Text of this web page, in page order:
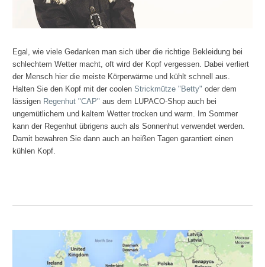
Egal, wie viele Gedanken man sich über die richtige Bekleidung bei
schlechtem Wetter macht, oft wird der Kopf vergessen. Dabei verliert
der Mensch hier die meiste Körperwärme und kühlt schnell aus.
Halten Sie den Kopf mit der coolen Strickmütze "Betty"oder dem
lässigen Regenhut "CAP" aus dem LUPACO-Shop auch bei
ungemütlichem und kaltem Wetter trocken und warm. Im Sommer
kann der Regenhut übrigens auch als Sonnenhut verwendet werden.
Damit bewahren Sie dann auch an heißen Tagen garantiert einen
kühlen Kopf.